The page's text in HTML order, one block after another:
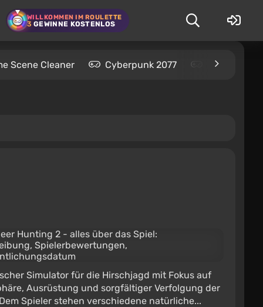
WILLKOMMEN IM ROULETTE
3 GEWINNE KOSTENLOS
Scene Cleaner Cyberpunk 2077 Kingdom
Simulator für die Hirschjagd mit Fokus auf
Ausrüstung und sorgfältiger Verfolgung der
Spieler stehen verschiedene natürliche...